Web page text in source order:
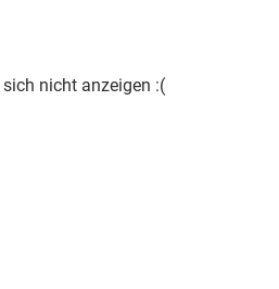
nicht anzeigen :(